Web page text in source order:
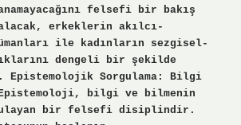
felsefi bir bakış
erkeklerin akılcı-
ile kadınların sezgisel-
dengeli bir şekilde
Epistemolojik Sorgulama: Bilgi
bilgi ve bilmenin
bir felsefi disiplindir.